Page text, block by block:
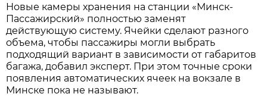
Новые камеры хранения на станции «Минск-
Пассажирский» полностью заменят
действующую систему. Ячейки сделают разного
объема, чтобы пассажиры могли выбрать
подходящий вариант в зависимости от габаритов
багажа, добавил эксперт. При этом точные сроки
появления автоматических ячеек на вокзале в
Минске пока не называют.